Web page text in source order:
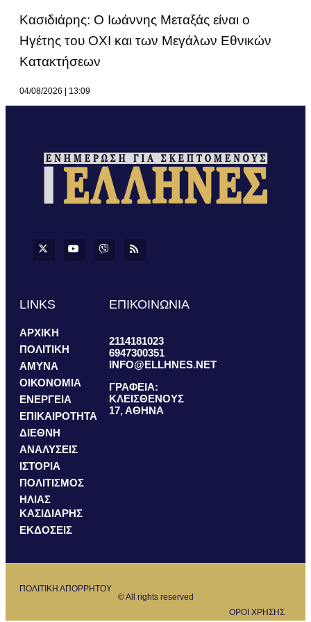
Κασιδιάρης: Ο Ιωάννης Μεταξάς είναι ο
Ηγέτης του ΟΧΙ και των Μεγάλων Εθνικών
Κατακτήσεων
04/08/2026 13:09
LINKS
ΑΡΧΙΚΗ
ΠΟΛΙΤΙΚΗ
ΑΜΥΝΑ
ΟΙΚΟΝΟΜΙΑ
ΕΝΕΡΓΕΙΑ
ΕΠΙΚΑΙΡΟΤΗΤΑ
ΔΙΕΘΝΗ
ΑΝΑΛΥΣΕΙΣ
ΙΣΤΟΡΙΑ
ΠΟΛΙΤΙΣΜΟΣ
ΗΛΙΑΣ
ΚΑΣΙΔΙΑΡΗΣ
ΕΚΔΟΣΕΙΣ
ΕΠΙΚΟΙΝΩΝΙΑ
2114181023
6947300351
INFO@ELLHNES.NET
ΓΡΑΦΕΙΑ:
ΚΛΕΙΣΘΕΝΟΥΣ
17, ΑΘΗΝΑ
ΠΟΛΙΤΙΚΗ ΑΠΟΡΡΗΤΟΥ
© All rights reserved
ΟΡΟΙ ΧΡΗΣΗΣ